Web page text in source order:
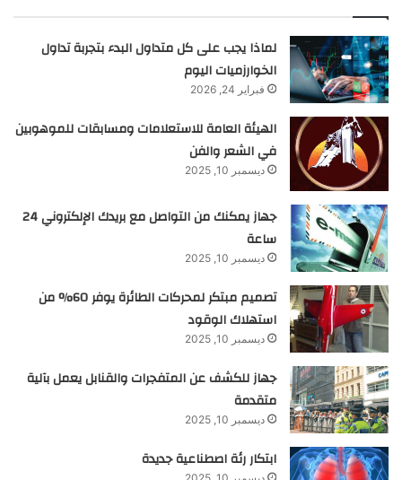
لماذا يجب على كل متداول البدء بتجربة تداول
الخوارزميات اليوم
فبراير 24, 2026
الهيئة العامة للاستعلامات ومسابقات للموهوبين
في الشعر والفن
ديسمبر 10, 2025
جهاز يمكنك من التواصل مع بريدك الإلكتروني 24
ساعة
ديسمبر 10, 2025
تصميم مبتكر لمحركات الطائرة يوفر 60% من
استهلاك الوقود
ديسمبر 10, 2025
جهاز للكشف عن المتفجرات والقنابل يعمل بآلية
متقدمة
ديسمبر 10, 2025
ابتكار رئة اصطناعية جديدة